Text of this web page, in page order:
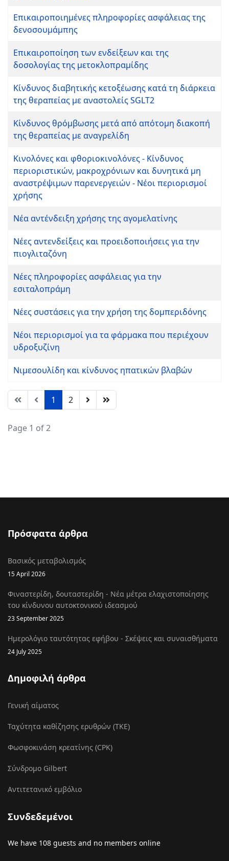
Επικαιροποιημένες πληροφορίες ασφάλειας της
δενοσουμάμπης
Επικαιροποίηση των ενδείξεων και της
δοσολογίας της μετοκλοπραμίδης
Κίνδυνος διαβητικής κετοξέωσης κατά τη διάρκεια
της θεραπείας με αναστολείς SGLT2
Κίνδυνος θρόμβωσης μετά από απότομη διακοπή
της θεραπείας με αναγρελίδη
Κινολόνες και φθοριοκινολόνες - Κίνδυνος
περιοριστικών, μακροχρόνιων και δυνητικά μη
αναστρέψιμων παρενεργειών - Νέοι περιορισμοί
χρήσης
Νέα αντένδειξη χρήσης της αγομελατίνης
Νέες αντενδείξεις και προειδοποιήσεις για την
πιογλιταζόνη
Νέες πληροφορίες ασφάλειας για την
εσιταλοπράμη
Νέες συστάσεις για την χρήση της δομπεριδόνης
Νέοι περιορισμοί για τα φάρμακα που περιέχουν
υδροξυζίνη
Νιμεσουλίδη και κίνδυνος ηπατικών βλαβών
1 2
Page 1 of 2
Πρόσφατα άρθρα
Βασικός μεταβολισμός
15 April 2026
Φιναστερίδη, δουταστερίδη - Νέα μέτρα ελαχιστοποίησης
του κίνδυνου αυτοκτονικού ιδεασμού
23 September 2025
Ημερολόγιο ταυτότητας εφήβου - Σκέψεις και συναισθήματα
24 July 2025
Δημοφιλή άρθρα
Γενική αίματος
Ταχύτητα καθίζησης ερυθρών (ΤΚΕ)
Φωσφοκινάση κρεατίνης (CPK)
Σύνδρομο Gilbert
Αντιτετανικό εμβόλιο
Συνδεδεμένοι
We have 108 guests and no members online